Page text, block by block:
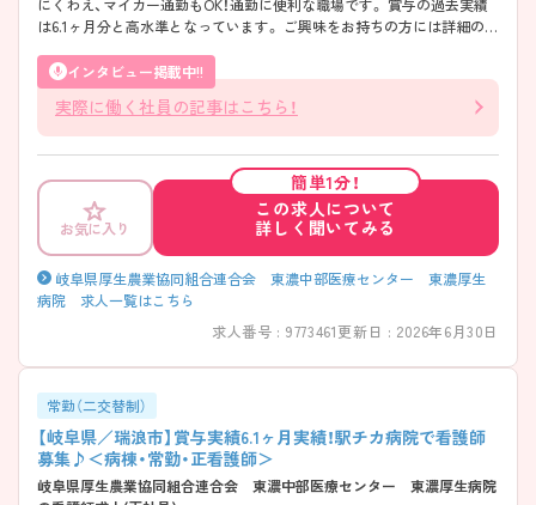
は6.1ヶ月分と高水準となっています。 ご興味をお持ちの方には詳細の情
ませ。インタビュー掲載中!!
実際に働く社員の記事はこちら！
お気に入り
簡単1分！
この求人について
詳しく聞いてみる
岐阜県厚生農業協同組合連合会 東濃中部医療センター 東濃厚生
病院 求人一覧はこちら
求人番号 : 9773461更新日 : 2026年6月30日
常勤（二交替制）
【岐阜県／瑞浪市】賞与実績6.1ヶ月実績！駅チカ病院で看護師
募集♪＜病棟・常勤・正看護師＞
岐阜県厚生農業協同組合連合会 東濃中部医療センター 東濃厚生病院